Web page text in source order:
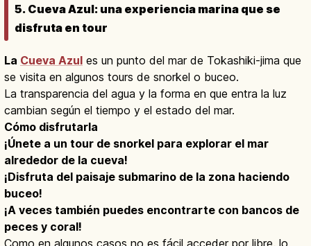
5. Cueva Azul: una experiencia marina que se
disfruta en tour
La Cueva Azul es un punto del mar de Tokashiki-jima que
se visita en algunos tours de snorkel o buceo.
La transparencia del agua y la forma en que entra la luz
cambian según el tiempo y el estado del mar.
Cómo disfrutarla
¡Únete a un tour de snorkel para explorar el mar
alrededor de la cueva!
¡Disfruta del paisaje submarino de la zona haciendo
buceo!
¡A veces también puedes encontrarte con bancos de
peces y coral!